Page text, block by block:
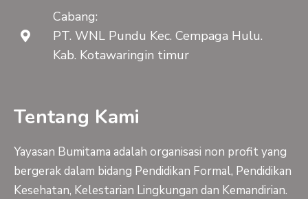
Cabang:
PT. WNL Pundu Kec. Cempaga Hulu.
Kab. Kotawaringin timur
Tentang Kami
Yayasan Bumitama adalah organisasi non profit yang
bergerak dalam bidang Pendidikan Formal, Pendidikan
Kesehatan, Kelestarian Lingkungan dan Kemandirian.